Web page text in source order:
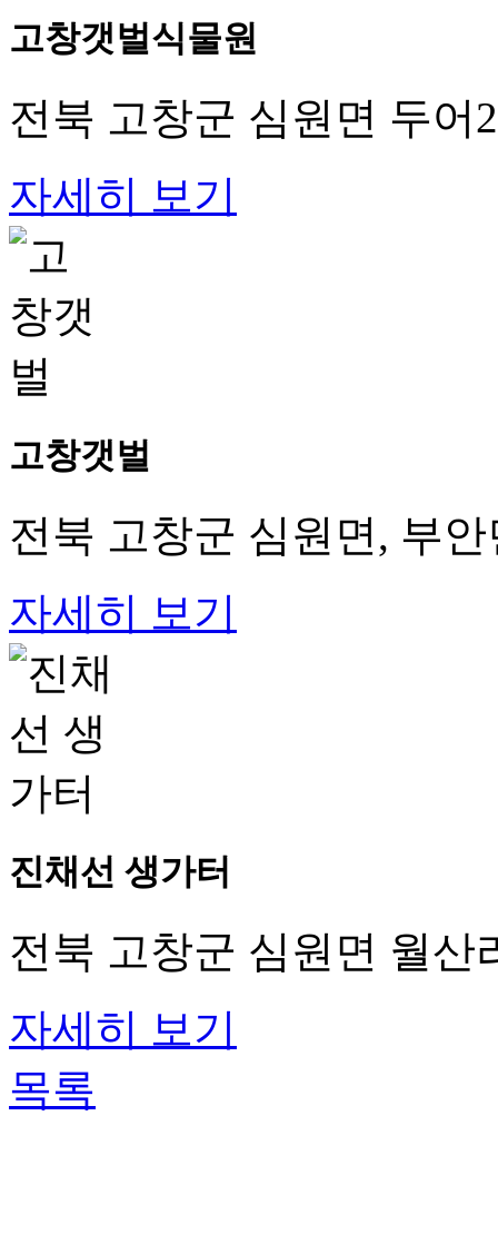
고창갯벌식물원
전북 고창군 심원면 두어
자세히 보기
고창갯벌
전북 고창군 심원면, 부
자세히 보기
진채선 생가터
전북 고창군 심원면 월산
자세히 보기
목록